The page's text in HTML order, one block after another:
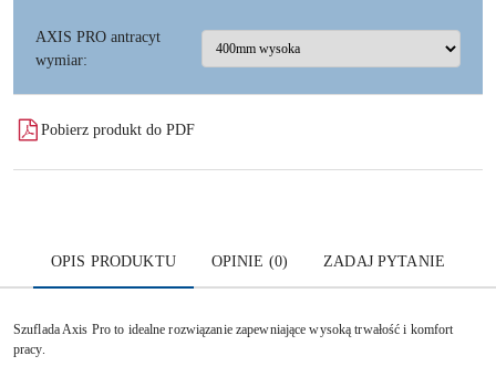
AXIS PRO antracyt
wymiar:
Pobierz produkt do PDF
OPIS PRODUKTU OPINIE (0) ZADAJ PYTANIE
Szuflada Axis Pro to idealne rozwiązanie zapewniające wysoką trwałość i komfort
pracy.